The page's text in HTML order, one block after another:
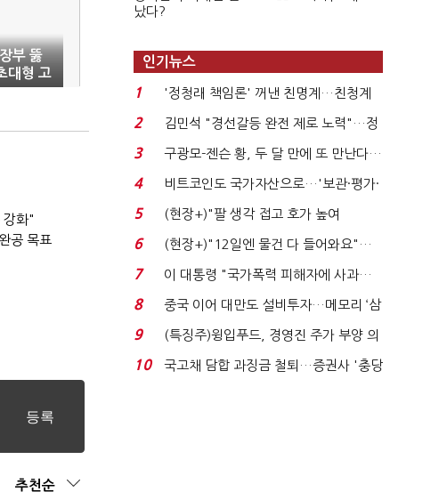
부 뚫
대형 고
호’
강화"
공 목표
추천순
났다?
인기뉴스
1
'정청래 책임론' 꺼낸 친명계…친청계
는 추가투표 때리기...
2
김민석 "경선갈등 완전 제로 노력"…정
청래 "반명 공세 사...
3
구광모-젠슨 황, 두 달 만에 또 만난다…
로봇·AI 등 논...
4
비트코인도 국가자산으로…'보관·평가·
처분' 기준은 ...
5
(현장+)"팔 생각 접고 호가 높여
요"…'덜 똘똘한 한 채' 20...
6
(현장+)"12일엔 물건 다 들어와요"…
빈 매대 채우며 문 연 ...
7
이 대통령 "국가폭력 피해자에 사과…
적극적 조사로 진...
8
중국 이어 대만도 설비투자…메모리 ‘삼
국전쟁’
9
(특징주)윙입푸드, 경영진 주가 부양 의
지에 상한가...
10
국고채 담합 과징금 철퇴…증권사 '충당